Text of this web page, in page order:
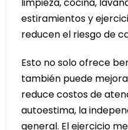
estiramientos y
reducen el riesgo de
Esto no solo ofrece
también puede
reduce costos de
autoestima, la
general. El ejercicio